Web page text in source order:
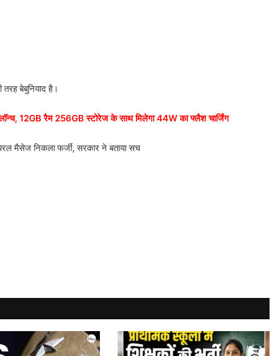
बेबुनियाद है।
12GB रैम 256GB स्टोरेज के साथ मिलेगा 44W का फ्लैश चार्जिंग
मैसेज निकला फर्जी, सरकार ने बताया सच